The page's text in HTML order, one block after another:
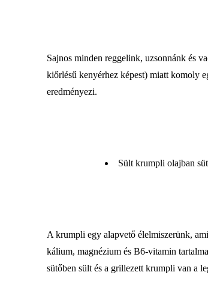
Sajnos minden reggelink, uzsonnánk és
kiőrlésű kenyérhez képest) miatt komoly
eredményezi.
Sült krumpli olajban
A krumpli egy alapvető élelmiszerünk,
kálium, magnézium és B6-vitamin
sütőben sült és a grillezett krumpli van a